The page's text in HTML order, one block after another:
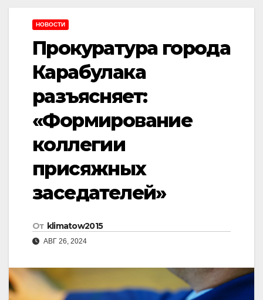
НОВОСТИ
Прокуратура города
Карабулака
разъясняет:
«Формирование
коллегии
присяжных
заседателей»
От klimatow2015
АВГ 26, 2024